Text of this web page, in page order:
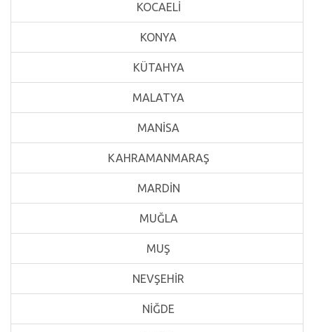
KOCAELİ
KONYA
KÜTAHYA
MALATYA
MANİSA
KAHRAMANMARAŞ
MARDİN
MUĞLA
MUŞ
NEVŞEHİR
NİĞDE